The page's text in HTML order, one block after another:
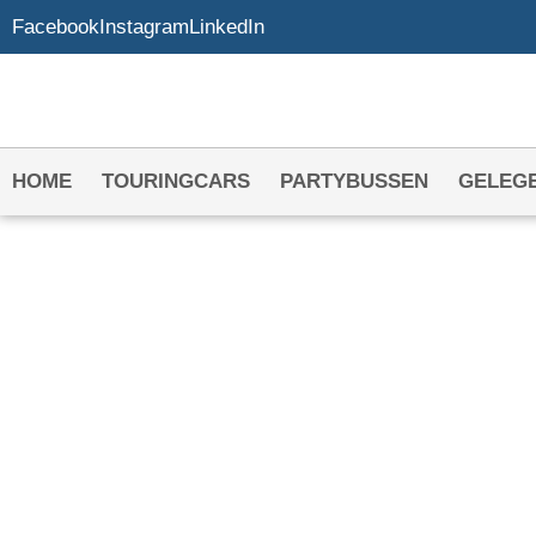
FacebookInstagramLinkedIn
HOME TOURINGCARS PARTYBUSSEN